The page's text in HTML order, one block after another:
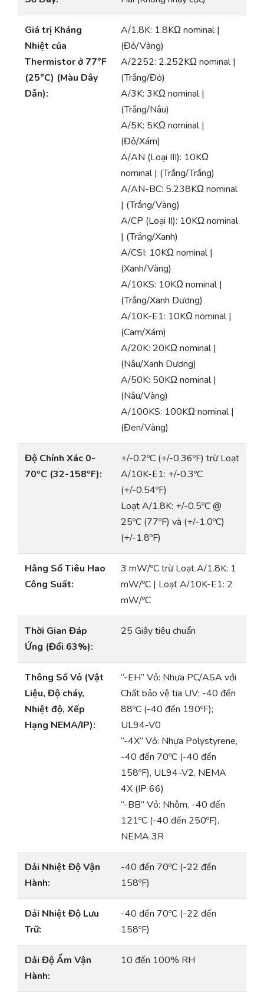
Giá trị Kháng
Nhiệt của
Thermistor ở 77°F
(25°C) (Màu Dây
Dẫn):
A/1.8K: 1.8KΩ nominal |
(Đỏ/Vàng)
A/2252: 2.252KΩ nominal |
(Trắng/Đỏ)
A/3K: 3KΩ nominal |
(Trắng/Nâu)
A/5K: 5KΩ nominal |
(Đỏ/Xám)
A/AN (Loại III): 10KΩ
nominal | (Trắng/Trắng)
A/AN-BC: 5.238KΩ nominal
| (Trắng/Vàng)
A/CP (Loại II): 10KΩ nominal
| (Trắng/Xanh)
A/CSI: 10KΩ nominal |
(Xanh/Vàng)
A/10KS: 10KΩ nominal |
(Trắng/Xanh Dương)
A/10K-E1: 10KΩ nominal |
(Cam/Xám)
A/20K: 20KΩ nominal |
(Nâu/Xanh Dương)
A/50K: 50KΩ nominal |
(Nâu/Vàng)
A/100KS: 100KΩ nominal |
(Đen/Vàng)
Độ Chính Xác 0-
70ºC (32-158ºF):
+/-0.2ºC (+/-0.36ºF) trừ Loạt
A/10K-E1: +/-0.3ºC
(+/-0.54ºF)
Loạt A/1.8K: +/-0.5ºC @
25ºC (77ºF) và (+/-1.0ºC)
(+/-1.8ºF)
Hằng Số Tiêu Hao
Công Suất:
3 mW/ºC trừ Loạt A/1.8K: 1
mW/ºC | Loạt A/10K-E1: 2
mW/ºC
Thời Gian Đáp
Ứng (Đổi 63%):
25 Giây tiêu chuẩn
Thông Số Vỏ (Vật
Liệu, Độ cháy,
Nhiệt độ, Xếp
Hạng NEMA/IP):
“-EH” Vỏ: Nhựa PC/ASA với
Chất bảo vệ tia UV; -40 đến
88ºC (-40 đến 190ºF);
UL94-V0
“-4X” Vỏ: Nhựa Polystyrene,
-40 đến 70ºC (-40 đến
158ºF), UL94-V2, NEMA
4X (IP 66)
“-BB” Vỏ: Nhôm, -40 đến
121ºC (-40 đến 250ºF),
NEMA 3R
Dải Nhiệt Độ Vận
Hành:
-40 đến 70ºC (-22 đến
158ºF)
Dải Nhiệt Độ Lưu
Trữ:
-40 đến 70ºC (-22 đến
158ºF)
Dải Độ Ẩm Vận
Hành:
10 đến 100% RH